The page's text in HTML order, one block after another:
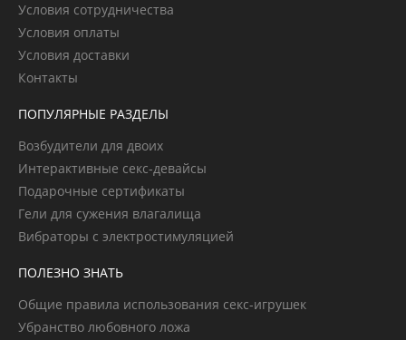
Условия сотрудничества
Условия оплаты
Условия доставки
Контакты
ПОПУЛЯРНЫЕ РАЗДЕЛЫ
Возбудители для двоих
Интерактивные секс-девайсы
Подарочные сертификаты
Гели для сужения влагалища
Вибраторы с электростимуляцией
ПОЛЕЗНО ЗНАТЬ
Общие правила использования секс-игрушек
Убранство любовного ложа